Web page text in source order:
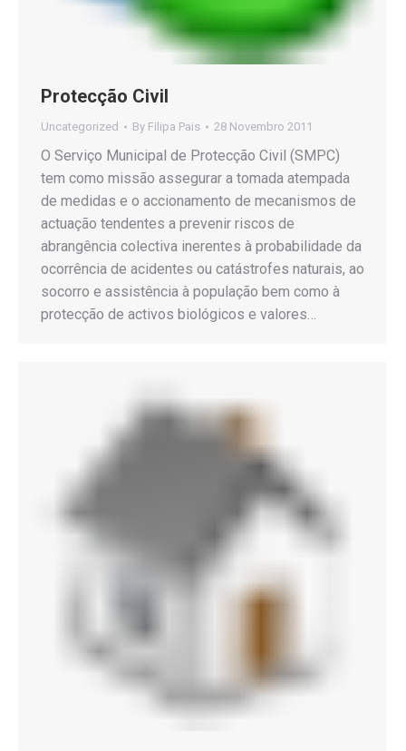
Protecção Civil
Uncategorized By Filipa Pais 28 Novembro 2011
O Serviço Municipal de Protecção Civil (SMPC)
tem como missão assegurar a tomada atempada
de medidas e o accionamento de mecanismos de
actuação tendentes a prevenir riscos de
abrangência colectiva inerentes à probabilidade da
ocorrência de acidentes ou catástrofes naturais, ao
socorro e assistência à população bem como à
protecção de activos biológicos e valores…